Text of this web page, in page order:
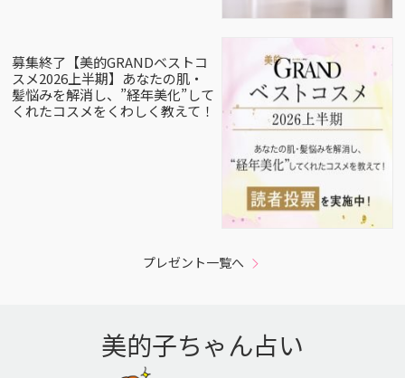
募集終了【美的GRANDベストコ
スメ2026上半期】あなたの肌・
髪悩みを解消し、”経年美化”して
くれたコスメをくわしく教えて！
プレゼント一覧へ
美的子ちゃん占い